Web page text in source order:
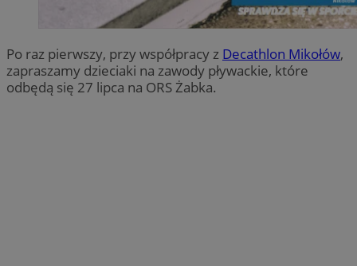
Po raz pierwszy, przy współpracy z Decathlon Mikołów,
zapraszamy dzieciaki na zawody pływackie, które
odbędą się 2️7 lipca na ORS Żabka.